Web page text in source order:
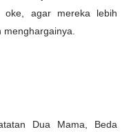
agar mereka lebih
Dua Mama, Beda